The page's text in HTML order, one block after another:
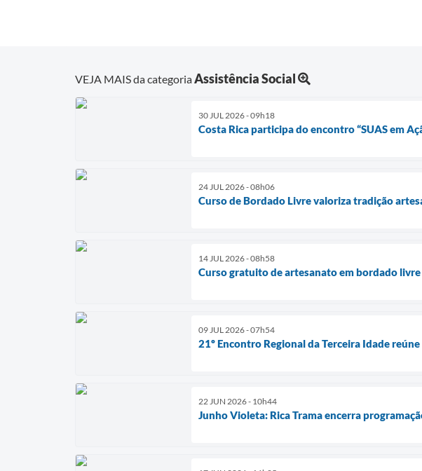
VEJA MAIS da categoriaAssistência Social
30 JUL 2026 - 09h18
Costa Rica participa do encontro “SUAS em
24 JUL 2026 - 08h06
Curso de Bordado Livre valoriza tradição
14 JUL 2026 - 08h58
Curso gratuito de artesanato em bordado livre
09 JUL 2026 - 07h54
21º Encontro Regional da Terceira Idade
22 JUN 2026 - 10h44
Junho Violeta: Rica Trama encerra